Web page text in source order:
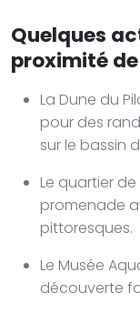
Quelques
proximité
La Dune du
pour des
sur le bassin
Le quartier
promenade
pittoresques.
Le Musée
découverte